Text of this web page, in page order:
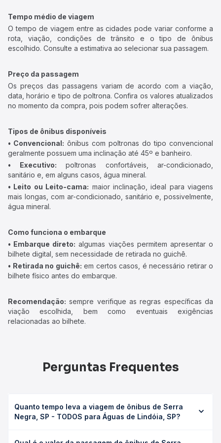
Tempo médio de viagem
O tempo de viagem entre as cidades pode variar conforme a
rota, viação, condições de trânsito e o tipo de ônibus
escolhido. Consulte a estimativa ao selecionar sua passagem.
Preço da passagem
Os preços das passagens variam de acordo com a viação,
data, horário e tipo de poltrona. Confira os valores atualizados
no momento da compra, pois podem sofrer alterações.
Tipos de ônibus disponíveis
• Convencional: ônibus com poltronas do tipo convencional
geralmente possuem uma inclinação até 45º e banheiro.
• Executivo: poltronas confortáveis, ar-condicionado,
sanitário e, em alguns casos, água mineral.
• Leito ou Leito-cama: maior inclinação, ideal para viagens
mais longas, com ar-condicionado, sanitário e, possivelmente,
água mineral.
Como funciona o embarque
• Embarque direto: algumas viações permitem apresentar o
bilhete digital, sem necessidade de retirada no guichê.
• Retirada no guichê: em certos casos, é necessário retirar o
bilhete físico antes do embarque.
Recomendação: sempre verifique as regras específicas da
viação escolhida, bem como eventuais exigências
relacionadas ao bilhete.
Perguntas Frequentes
Quanto tempo leva a viagem de ônibus de Serra
Negra, SP - TODOS para Águas de Lindóia, SP?